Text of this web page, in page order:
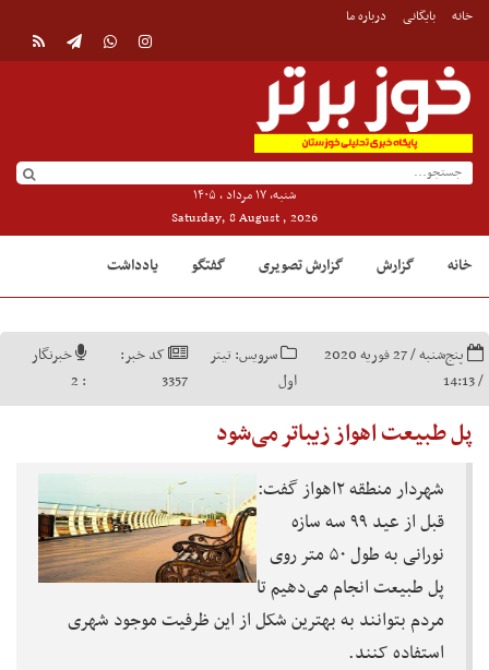
خانه بایگانی درباره ما
شنبه, ۱۷ مرداد , ۱۴۰۵
Saturday, 8 August , 2026
خانه گزارش گزارش تصویری گفتگو یادداشت
پنج‌شنبه / 27 فوریه 2020
/ 14:13
سرویس: تیتر
اول
کد خبر:
3357
خبرنگار
:
2
پل طبیعت اهواز زیباتر می‌شود
شهردار منطقه ۲اهواز گفت:
قبل از عید ۹۹ سه سازه
نورانی به طول ۵۰ متر روی
پل طبیعت انجام می‌دهیم تا
مردم بتوانند به بهترین شکل از این ظرفیت موجود شهری
استفاده کنند.